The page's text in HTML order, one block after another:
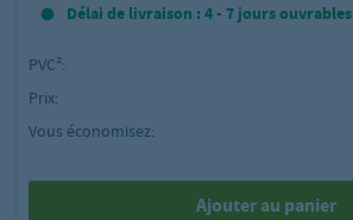
Délai de livraison : 4 - 7 jours ouvrables
PVC²:
Prix:
Vous économisez:
Ajouter au panier